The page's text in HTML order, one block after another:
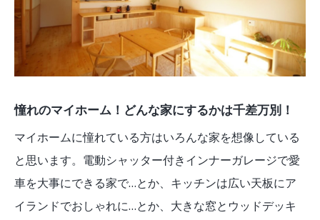
憧れのマイホーム！どんな家にするかは千差万別！
マイホームに憧れている方はいろんな家を想像している
と思います。電動シャッター付きインナーガレージで愛
車を大事にできる家で…とか、キッチンは広い天板にア
イランドでおしゃれに…とか、大きな窓とウッドデッキ